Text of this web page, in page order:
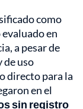
como
en
a pesar de
de uso
directo para la
en el
sin registro